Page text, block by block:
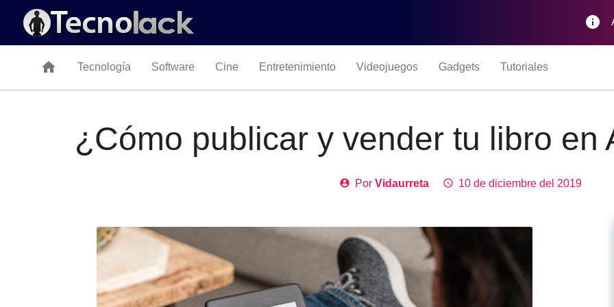
info
home Tecnología Software Cine Entretenimiento Videojuegos Gadgets Tutoriales
¿Cómo publicar y vender tu libro en
account_circle Por Vidaurreta access_time 10 de diciembre del 2019